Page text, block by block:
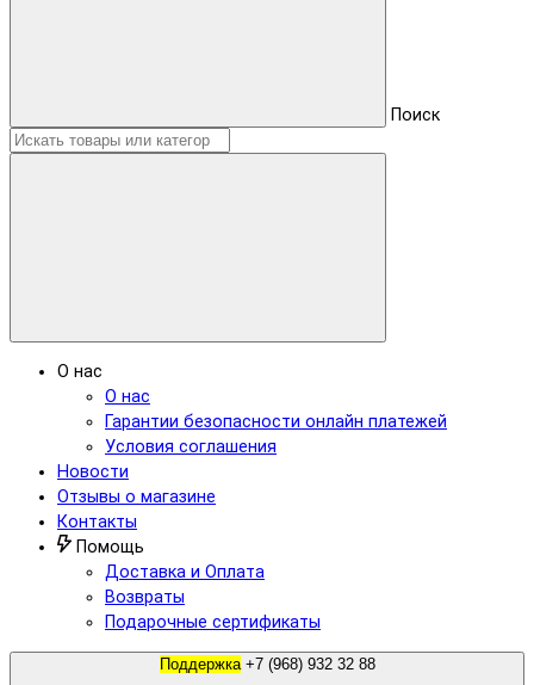
Поиск
О нас
О нас
Гарантии безопасности онлайн платежей
Условия соглашения
Новости
Отзывы о магазине
Контакты
Помощь
Доставка и Оплата
Возвраты
Подарочные сертификаты
Поддержка +7 (968) 932 32 88